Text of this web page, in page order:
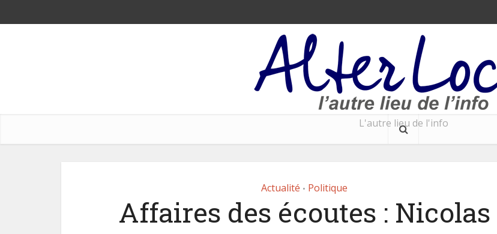
L'autre lieu de l'info
Actualité • Politique
Affaires des écoutes : Nicolas